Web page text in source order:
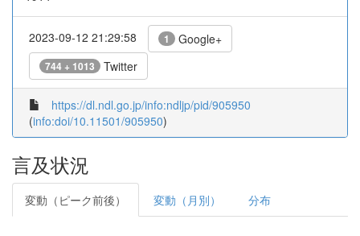
2023-09-12 21:29:58 1 Google+
744 + 1013 Twitter
https://dl.ndl.go.jp/info:ndljp/pid/905950
(info:doi/10.11501/905950)
言及状況
変動（ピーク前後） 変動（月別） 分布